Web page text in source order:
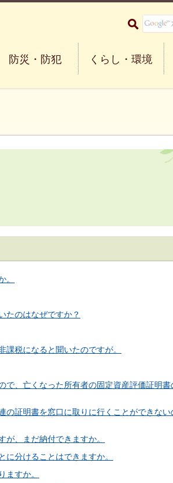
大阪府箕面市 Minoh City
防災・防犯 くらし・環境
。
たのはなぜですか？
税になると聞いたのですが。
で、亡くなった所有者の固定資産評価証明
の証明書を窓口に取りに行くことができな
、まだ納付できますか。
分けることはできますか。
ますか。